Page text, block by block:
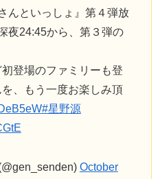
んといっしょ』第４弾放
夜24:45から、第３弾の
登場のファミリーも登
、もう一度お楽しみ頂
#星野源
October